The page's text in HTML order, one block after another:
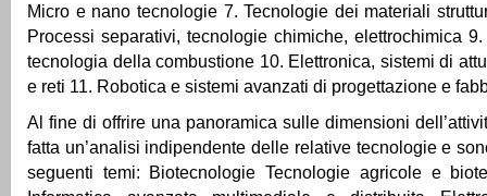
Micro e nano tecnologie 7. Tecnologie dei materiali
Processi separativi, tecnologie chimiche, elettrochimica
tecnologia della combustione 10. Elettronica, sistemi di
e reti 11. Robotica e sistemi avanzati di progettazione e
Al fine di offrire una panoramica sulle dimensioni
fatta un’analisi indipendente delle relative tecnologie e
seguenti temi: Biotecnologie Tecnologie agricole e